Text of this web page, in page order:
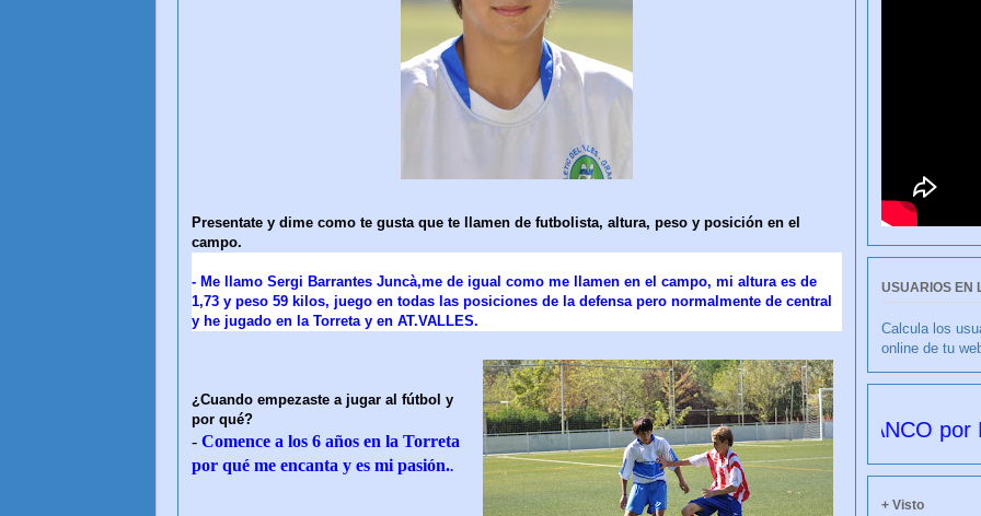
Presentate y dime como te gusta que te llamen de futbolista, altura, peso y posición en el
campo.
- Me llamo Sergi Barrantes Juncà,me de igual como me llamen en el campo, mi altura es de
1,73 y peso 59 kilos, juego en todas las posiciones de la defensa pero normalmente de central
y he jugado en la Torreta y en AT.VALLES.
¿Cuando empezaste a jugar al fútbol y
por qué?
- Comence a los 6 años en la Torreta
por qué me encanta y es mi pasión..
USUARIOS EN
Calcula los
online de tu
CULIBLANCO por
+ Visto